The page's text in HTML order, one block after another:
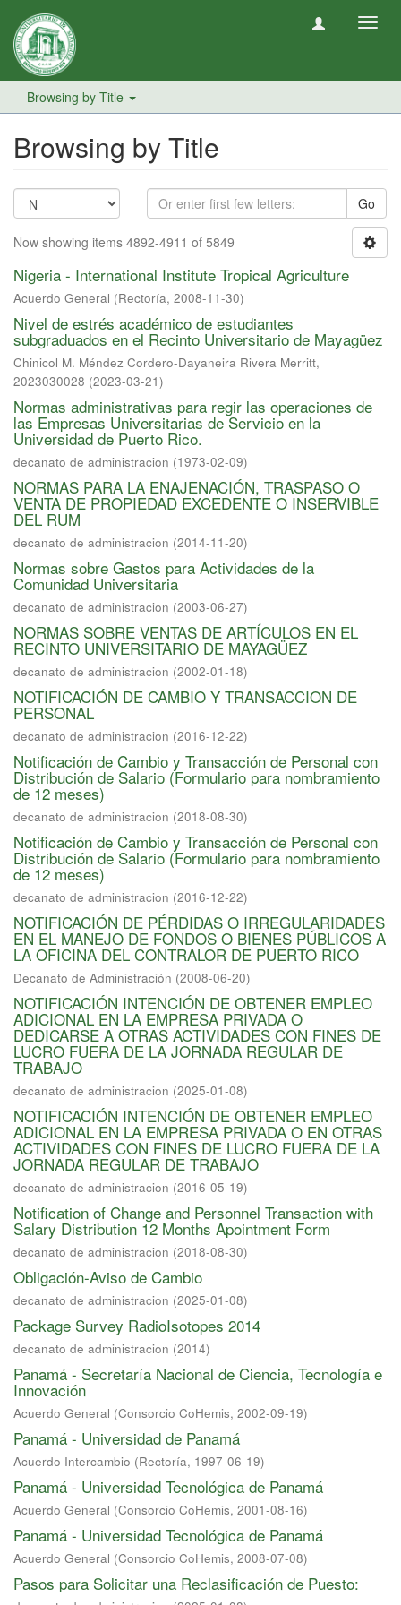
Browsing by Title
Browsing by Title
Go
Now showing items 4892-4911 of 5849
Nigeria - International Institute Tropical Agriculture
Acuerdo General (Rectoría, 2008-11-30)
Nivel de estrés académico de estudiantes
subgraduados en el Recinto Universitario de Mayagüez
Chinicol M. Méndez Cordero-Dayaneira Rivera Merritt,
2023030028 (2023-03-21)
Normas administrativas para regir las operaciones de
las Empresas Universitarias de Servicio en la
Universidad de Puerto Rico.
decanato de administracion (1973-02-09)
NORMAS PARA LA ENAJENACIÓN, TRASPASO O
VENTA DE PROPIEDAD EXCEDENTE O INSERVIBLE
DEL RUM
decanato de administracion (2014-11-20)
Normas sobre Gastos para Actividades de la
Comunidad Universitaria
decanato de administracion (2003-06-27)
NORMAS SOBRE VENTAS DE ARTÍCULOS EN EL
RECINTO UNIVERSITARIO DE MAYAGÜEZ
decanato de administracion (2002-01-18)
NOTIFICACIÓN DE CAMBIO Y TRANSACCION DE
PERSONAL
decanato de administracion (2016-12-22)
Notificación de Cambio y Transacción de Personal con
Distribución de Salario (Formulario para nombramiento
de 12 meses)
decanato de administracion (2018-08-30)
Notificación de Cambio y Transacción de Personal con
Distribución de Salario (Formulario para nombramiento
de 12 meses)
decanato de administracion (2016-12-22)
NOTIFICACIÓN DE PÉRDIDAS O IRREGULARIDADES
EN EL MANEJO DE FONDOS O BIENES PÚBLICOS A
LA OFICINA DEL CONTRALOR DE PUERTO RICO
Decanato de Administración (2008-06-20)
NOTIFICACIÓN INTENCIÓN DE OBTENER EMPLEO
ADICIONAL EN LA EMPRESA PRIVADA O
DEDICARSE A OTRAS ACTIVIDADES CON FINES DE
LUCRO FUERA DE LA JORNADA REGULAR DE
TRABAJO
decanato de administracion (2025-01-08)
NOTIFICACIÓN INTENCIÓN DE OBTENER EMPLEO
ADICIONAL EN LA EMPRESA PRIVADA O EN OTRAS
ACTIVIDADES CON FINES DE LUCRO FUERA DE LA
JORNADA REGULAR DE TRABAJO
decanato de administracion (2016-05-19)
Notification of Change and Personnel Transaction with
Salary Distribution 12 Months Apointment Form
decanato de administracion (2018-08-30)
Obligación-Aviso de Cambio
decanato de administracion (2025-01-08)
Package Survey RadioIsotopes 2014
decanato de administracion (2014)
Panamá - Secretaría Nacional de Ciencia, Tecnología e
Innovación
Acuerdo General (Consorcio CoHemis, 2002-09-19)
Panamá - Universidad de Panamá
Acuerdo Intercambio (Rectoría, 1997-06-19)
Panamá - Universidad Tecnológica de Panamá
Acuerdo General (Consorcio CoHemis, 2001-08-16)
Panamá - Universidad Tecnológica de Panamá
Acuerdo General (Consorcio CoHemis, 2008-07-08)
Pasos para Solicitar una Reclasificación de Puesto: